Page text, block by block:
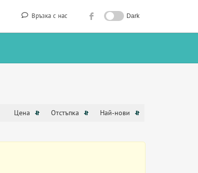
Връзка с нас Dark
Цена Отстъпка Най-нови